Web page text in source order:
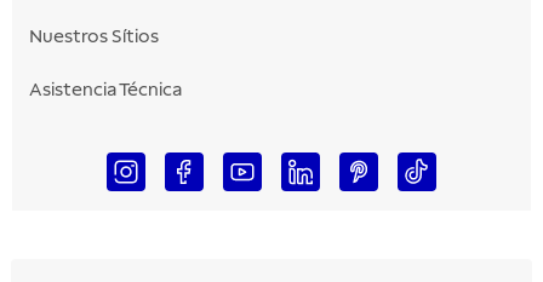
Nuestros Sítios
Asistencia Técnica